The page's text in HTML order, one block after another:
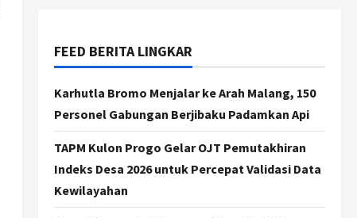
FEED BERITA LINGKAR
Karhutla Bromo Menjalar ke Arah Malang, 150
Personel Gabungan Berjibaku Padamkan Api
TAPM Kulon Progo Gelar OJT Pemutakhiran
Indeks Desa 2026 untuk Percepat Validasi Data
Kewilayahan
2
DAU
3
Jogja
Transformasi Penanganan
Stunting di Sleman:
Mengubah Kondisi Gizi Buruk
Menjadi Generasi Emas 2045
TAPM Gunungkidul Supervisi